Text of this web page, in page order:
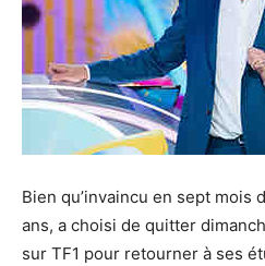
Bien qu’invaincu en sept mois
ans, a choisi de quitter
sur TF1 pour retourner à ses